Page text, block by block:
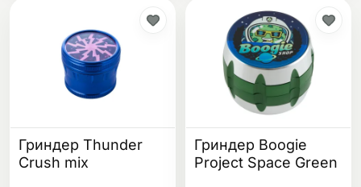
Гриндер Thunder
Crush mix
Гриндер Boogie
Project Space Green